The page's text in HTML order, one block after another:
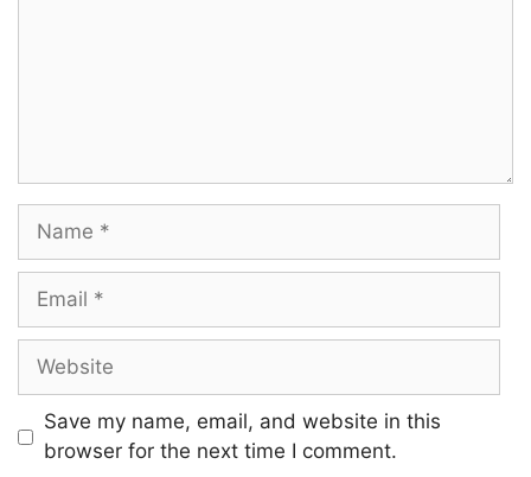
Name
Email
Website
Save my name, email, and website in this
browser for the next time I comment.